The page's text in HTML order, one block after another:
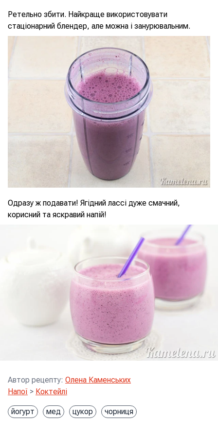
Ретельно збити. Найкраще використовувати
стаціонарний блендер, але можна і занурювальним.
Одразу ж подавати! Ягідний лассі дуже смачний,
корисний та яскравий напій!
Автор рецепту: Олена Каменських
Напої > Коктейлі
йогурт мед цукор чорниця